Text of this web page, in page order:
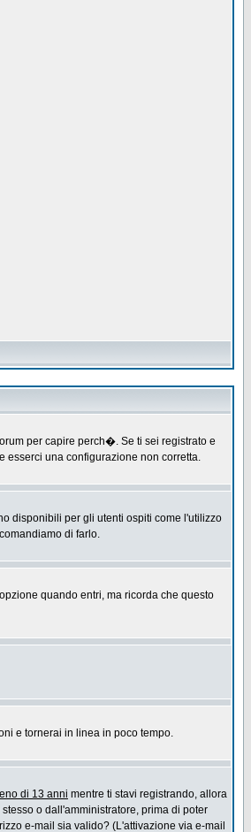
per capire perch�. Se ti sei registrato e
esserci una configurazione non corretta.
disponibili per gli utenti ospiti come l'utilizzo
di farlo.
quando entri, ma ricorda che questo
e tornerai in linea in poco tempo.
di 13 anni mentre ti stavi registrando, allora
o dall'amministratore, prima di poter
e-mail sia valido? (L'attivazione via e-mail